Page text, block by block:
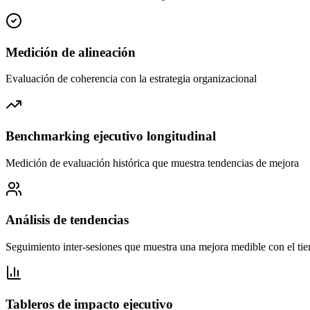
Medición de alineación
Evaluación de coherencia con la estrategia organizacional
Benchmarking ejecutivo longitudinal
Medición de evaluación histórica que muestra tendencias de mejora
Análisis de tendencias
Seguimiento inter-sesiones que muestra una mejora medible con el
Tableros de impacto ejecutivo